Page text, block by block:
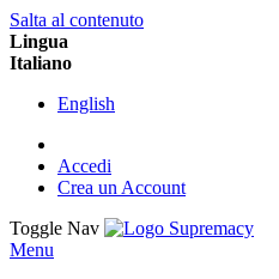
Salta al contenuto
Lingua
Italiano
English
Accedi
Crea un Account
Toggle Nav
Menu